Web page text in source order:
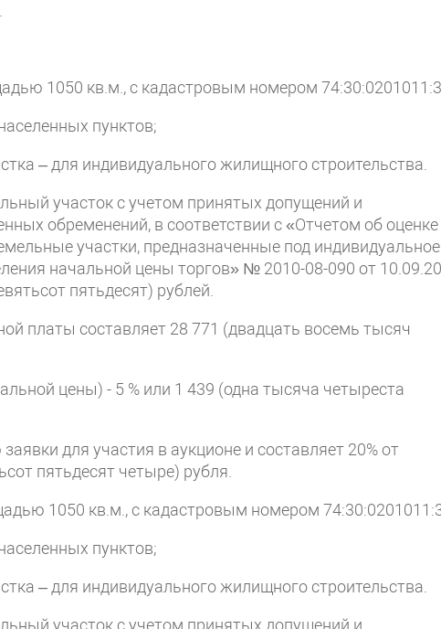
1050 кв.м., с кадастровым номером
пунктов;
– для индивидуального жилищного строительства.
участок с учетом принятых допущений и
обременений, в соответствии с «Отчетом об оценке
участки, предназначенные под индивидуальное
начальной цены торгов» № 2010-08-090 от
пятьдесят) рублей.
платы составляет 28 771 (двадцать восемь тысяч
цены) - 5 % или 1 439 (одна тысяча четыреста
для участия в аукционе и составляет 20% от
пятьдесят четыре) рубля.
1050 кв.м., с кадастровым номером
пунктов;
– для индивидуального жилищного строительства.
участок с учетом принятых допущений и